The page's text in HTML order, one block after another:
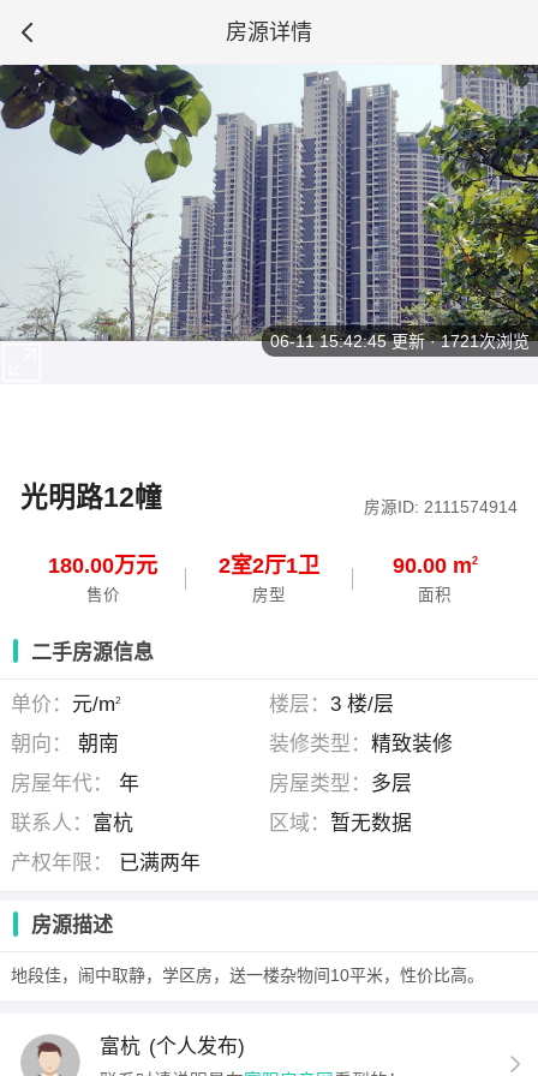
房源详情
光明路12幢 房源ID: 2111574914
180.00万元
售价
2室2厅1卫
房型
90.00 m2
面积
06-11 15:42:45更新 · 1721次浏览
二手房源信息
单价： 元/m2 楼层： 3 楼/层
朝向：
朝南 装修类型： 精致装修
房屋年代：
年 房屋类型： 多层
联系人： 富杭 区域： 暂无数据
产权年限：
已满两年
房源描述
地段佳，闹中取静，学区房，送一楼杂物间10平米，性价比高。
富杭 (个人发布)